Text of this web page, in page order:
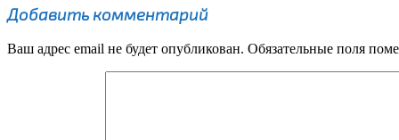
Добавить комментарий
Ваш адрес email не будет опубликован. Обязательные поля